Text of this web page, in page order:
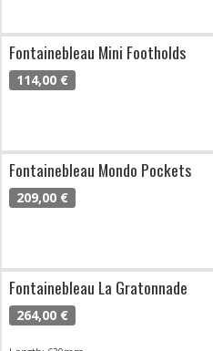
Fontainebleau Mini Footholds
114,00 €
Fontainebleau Mondo Pockets
209,00 €
Fontainebleau La Gratonnade
264,00 €